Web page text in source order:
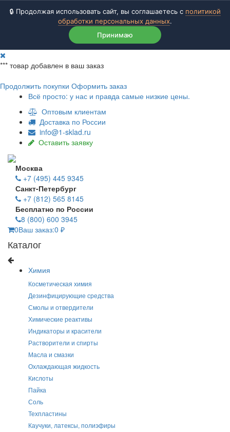
🔒 Продолжая использовать сайт, вы соглашаетесь с политикой
обработки персональных данных.
Принимаю
*** товар добавлен в ваш заказ
Продолжить покупки Оформить заказ
Всё просто: у нас и правда самые низкие цены.
Оптовым клиентам
Доставка по России
info@1-sklad.ru
Оставить заявку
Москва
+7 (495) 445 9345
Санкт-Петербург
+7 (812) 565 8145
Бесплатно по России
8 (800) 600 3945
0Ваш заказ:0 ₽
Каталог
Химия
Косметическая химия
Дезинфицирующие средства
Смолы и отвердители
Химические реактивы
Индикаторы и красители
Растворители и спирты
Масла и смазки
Охлаждающая жидкость
Кислоты
Пайка
Соль
Техпластины
Каучуки, латексы, полиэфиры